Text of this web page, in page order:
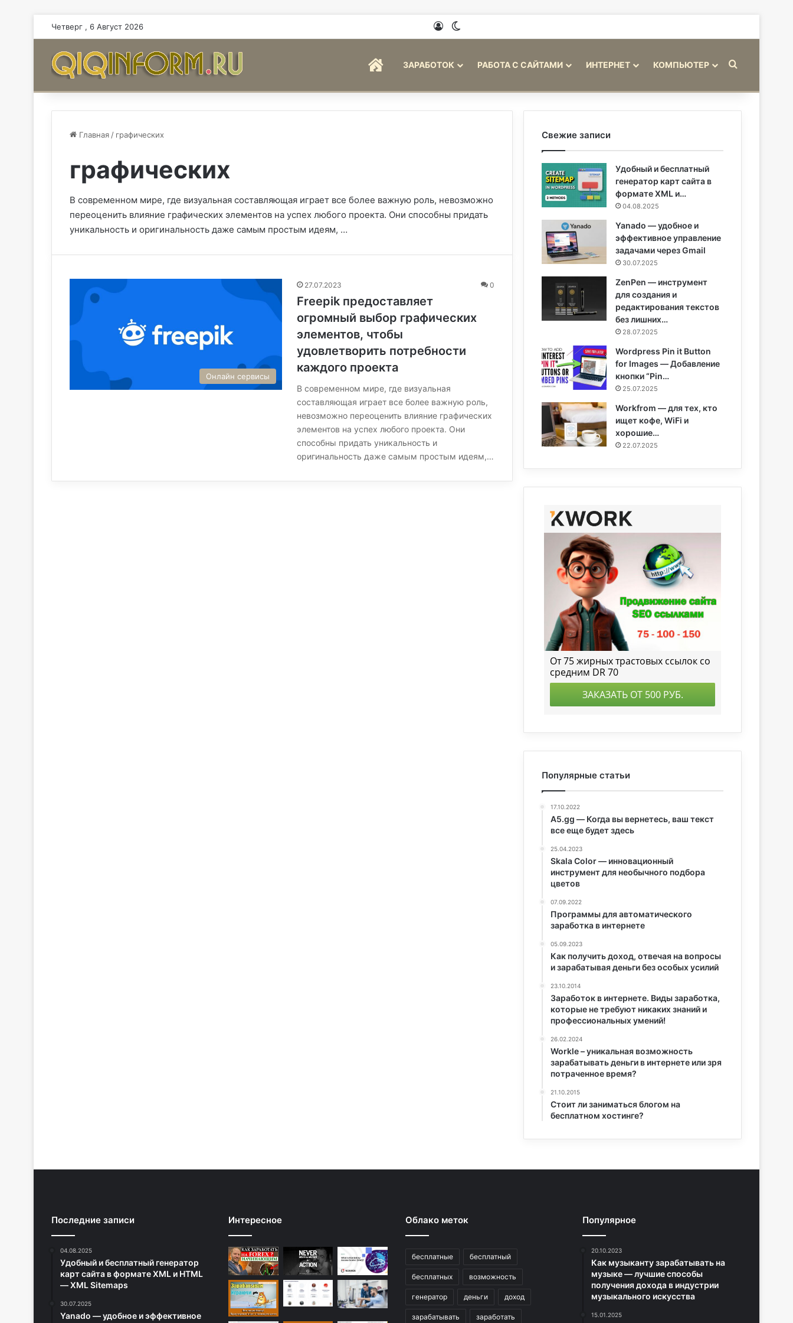
Четверг , 6 Август 2026 Войти
ГЛАВНАЯЗАРАБОТОК РАБОТА С САЙТАМИ ИНТЕРНЕТ КОМПЬЮТЕР
Главная / графических
графических
В современном мире, где визуальная составляющая играет все более важную роль, невозможно
переоценить влияние графических элементов на успех любого проекта. Они способны придать
уникальность и оригинальность даже самым простым идеям, …
Онлайн сервисы
27.07.2023 0
Freepik предоставляет
огромный выбор графических
элементов, чтобы
удовлетворить потребности
каждого проекта
В современном мире, где визуальная
составляющая играет все более важную роль,
невозможно переоценить влияние графических
элементов на успех любого проекта. Они
способны придать уникальность и
оригинальность даже самым простым идеям,…
Свежие записи
Удобный и бесплатный
генератор карт сайта в
формате XML и…
04.08.2025
Yanado — удобное и
эффективное управление
задачами через Gmail
30.07.2025
ZenPen — инструмент
для создания и
редактирования текстов
без лишних…
28.07.2025
Wordpress Pin it Button
for Images — Добавление
кнопки “Pin…
25.07.2025
Workfrom — для тех, кто
ищет кофе, WiFi и
хорошие…
22.07.2025
Популярные статьи
17.10.2022
A5.gg — Когда вы вернетесь, ваш текст
все еще будет здесь
25.04.2023
Skala Color — инновационный
инструмент для необычного подбора
цветов
07.09.2022
Программы для автоматического
заработка в интернете
05.09.2023
Как получить доход, отвечая на вопросы
и зарабатывая деньги без особых усилий
23.10.2014
Заработок в интернете. Виды заработка,
которые не требуют никаких знаний и
профессиональных умений!
26.02.2024
Workle – уникальная возможность
зарабатывать деньги в интернете или зря
потраченное время?
21.10.2015
Стоит ли заниматься блогом на
бесплатном хостинге?
Последние записи
04.08.2025
Удобный и бесплатный генератор
карт сайта в формате XML и HTML
— XML Sitemaps
30.07.2025
Yanado — удобное и эффективное
Интересное Облако меток
бесплатные бесплатный
бесплатных возможность
генератор деньги доход
зарабатывать заработать
Популярное
20.10.2023
Как музыканту зарабатывать на
музыке — лучшие способы
получения дохода в индустрии
музыкального искусства
15.01.2025